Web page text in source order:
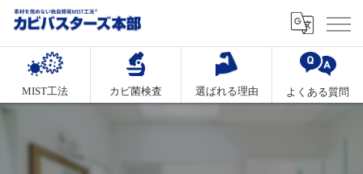
MIST工法 カビ菌検査 選ばれる理由 よくある質問